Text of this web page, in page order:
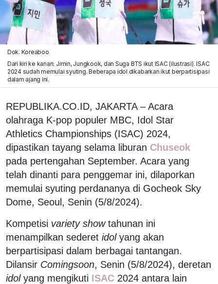
Dok. Koreaboo
Dari kiri ke kanan: Jimin, Jungkook, dan Suga BTS ikut ISAC (ilustrasi). ISAC
2024 sudah memulai syuting. Beberapa idol dikabarkan ikut berpartisipasi
dalam ajang ini.
REPUBLIKA.CO.ID, JAKARTA – Acara
olahraga K-pop populer MBC, Idol Star
Athletics Championships (ISAC) 2024,
dipastikan tayang selama liburan Chuseok
pada pertengahan September. Acara yang
telah dinanti para penggemar ini, dilaporkan
memulai syuting perdananya di Gocheok Sky
Dome, Seoul, Senin (5/8/2024).
Kompetisi variety showtahunan ini
menampilkan sederet idolyang akan
berpartisipasi dalam berbagai tantangan.
Dilansir Comingsoon, Senin (5/8/2024), deretan
idolyang mengikuti ISAC 2024 antara lain